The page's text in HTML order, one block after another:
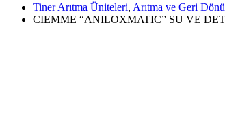
Tiner Arıtma Üniteleri, Arıtma ve Geri
CIEMME “ANILOXMATIC” SU VE